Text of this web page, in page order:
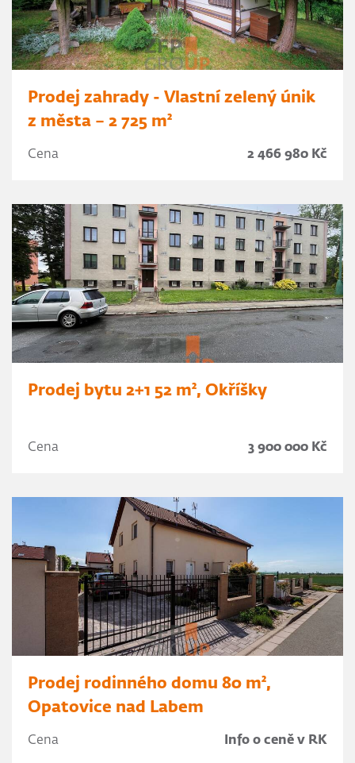
Prodej zahrady - Vlastní zelený únik
z města – 2 725 m²
Cena 2 466 980 Kč
Prodej bytu 2+1 52 m², Okříšky
Cena 3 900 000 Kč
Prodej rodinného domu 80 m²,
Opatovice nad Labem
Cena Info o ceně v RK